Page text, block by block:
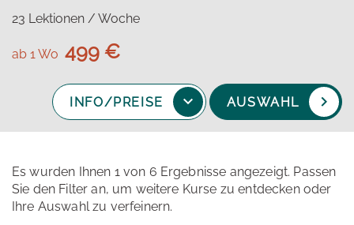
23 Lektionen / Woche
ab 1 Wo 499 €
INFO/PREISE AUSWAHL
Es wurden Ihnen 1 von 6 Ergebnisse angezeigt. Passen
Sie den Filter an, um weitere Kurse zu entdecken oder
Ihre Auswahl zu verfeinern.